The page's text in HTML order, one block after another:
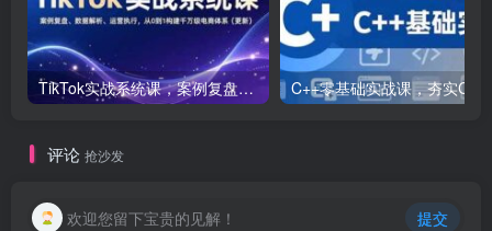
TikTok实战系统课，案例复盘、数据解析、运营执行，从0到1构建千万级电商体系（更新）
评论 抢沙发
欢迎您留下宝贵的见解！ 提交